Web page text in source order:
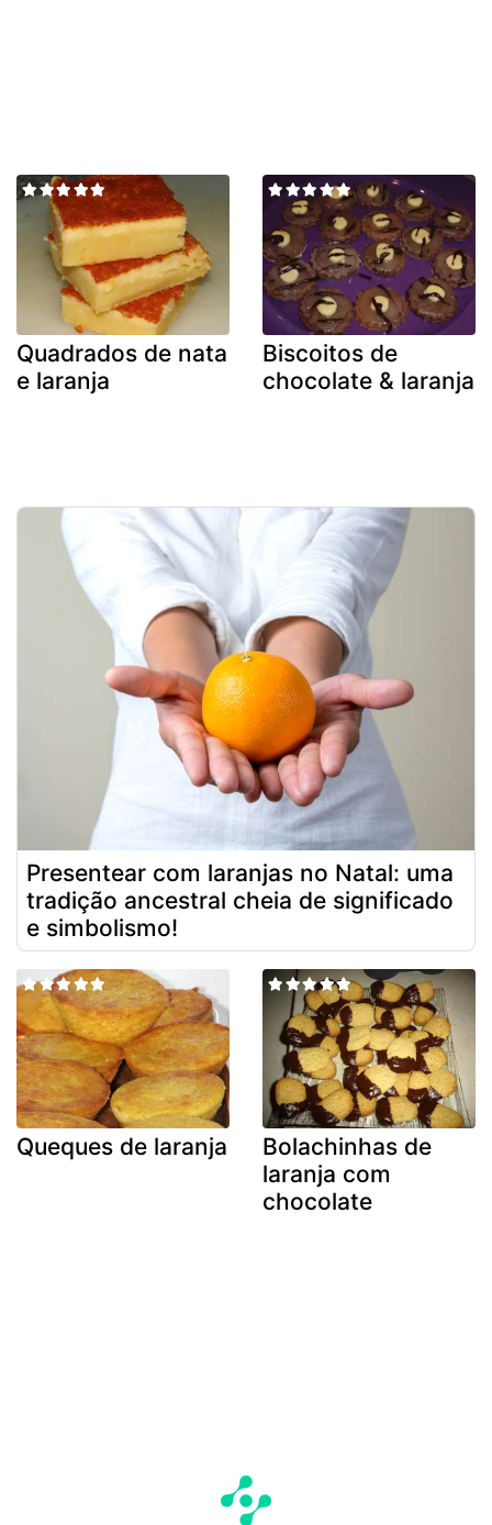
Quadrados de nata
e laranja
Biscoitos de
chocolate & laranja
Presentear com laranjas no Natal: uma
tradição ancestral cheia de significado
e simbolismo!
Queques de laranja
Bolachinhas de
laranja com
chocolate